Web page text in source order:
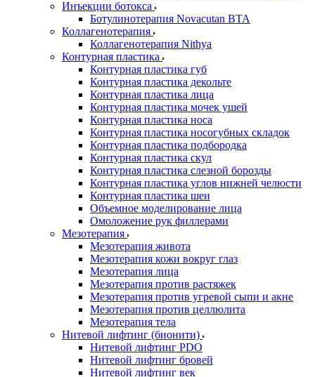
Инъекции ботокса
Ботулинотерапия Novacutan BTA
Коллагенотерапия
Коллагенотерапия Nithya
Контурная пластика
Контурная пластика губ
Контурная пластика декольте
Контурная пластика лица
Контурная пластика мочек ушей
Контурная пластика носа
Контурная пластика носогубных складок
Контурная пластика подбородка
Контурная пластика скул
Контурная пластика слезной борозды
Контурная пластика углов нижней челюсти
Контурная пластика шеи
Объемное моделирование лица
Омоложение рук филлерами
Мезотерапия
Мезотерапия живота
Мезотерапия кожи вокруг глаз
Мезотерапия лица
Мезотерапия против растяжек
Мезотерапия против угревой сыпи и акне
Мезотерапия против целлюлита
Мезотерапия тела
Нитевой лифтинг (бионити)
Нитевой лифтинг PDO
Нитевой лифтинг бровей
Нитевой лифтинг век